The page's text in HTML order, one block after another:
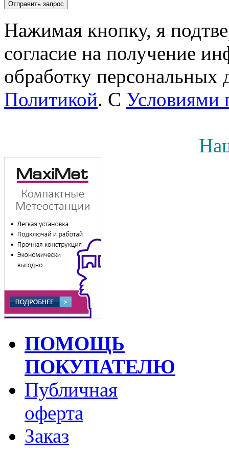
Нажимая кнопку, я
согласие на получение
обработку персональных
Политикой. С Условиями
ПОМОЩЬ
ПОКУПАТЕЛЮ
Публичная
оферта
Заказ